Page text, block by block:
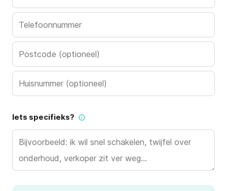
Telefoonnummer
Postcode
Huisnummer
Iets specifieks?